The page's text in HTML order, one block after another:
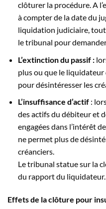
clôturer la procédure. A
à compter de la date du
liquidation judiciaire,
le tribunal pour
L’extinction du passif :
plus ou que le liquidateur
pour désintéresser les
L’insuffisance d’actif:
des actifs du débiteur et
engagées dans l’intérêt
ne permet plus de
créanciers.
Le tribunal statue sur la
du rapport du liquidateur.
Effets de la clôture pour